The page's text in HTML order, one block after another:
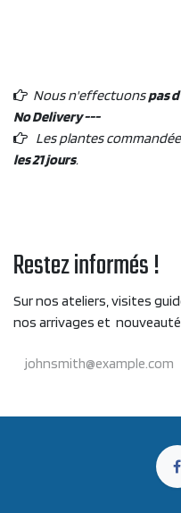
Nous n'effectuonspas
No Delivery ---
Les plantes
les 21 jours.
Restez informés !
Sur nos ateliers, visites
nos arrivages et